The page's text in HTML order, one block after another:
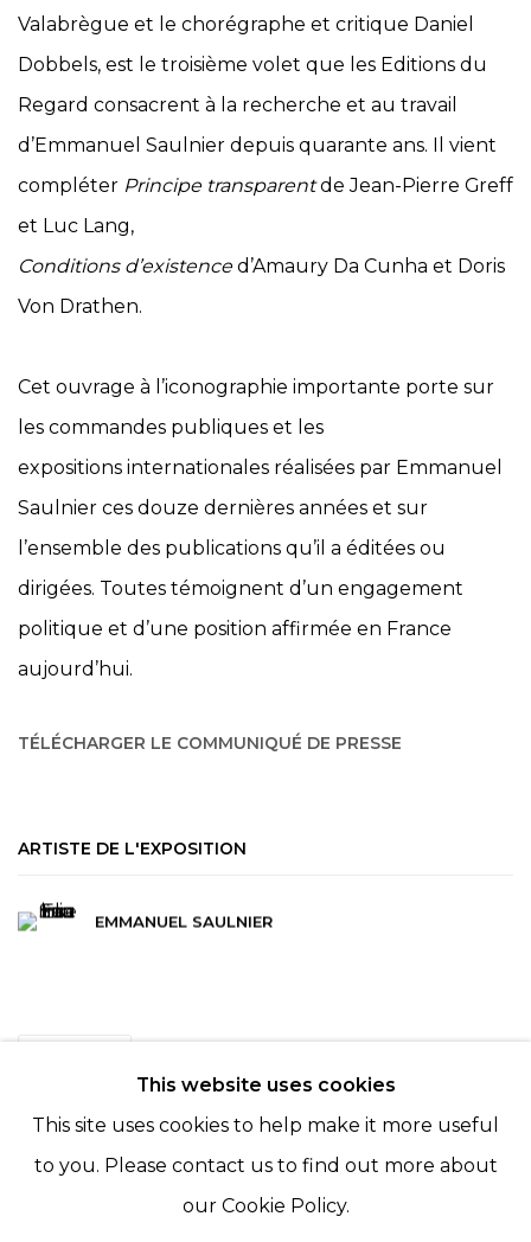
Valabrègue et le chorégraphe et critique Daniel
Dobbels, est le troisième volet que les Editions du
Regard consacrent à la recherche et au travail
d’Emmanuel Saulnier depuis quarante ans. Il vient
compléter Principe transparentde Jean-Pierre Greff
et Luc Lang,
Conditions d’existence d’Amaury Da Cunha et Doris
Von Drathen.
Cet ouvrage à l’iconographie importante porte sur
les commandes publiques et les
expositions internationales réalisées par Emmanuel
Saulnier ces douze dernières années et sur
l’ensemble des publications qu’il a éditées ou
dirigées. Toutes témoignent d’un engagement
politique et d’une position affirmée en France
aujourd’hui.
TÉLÉCHARGER LE COMMUNIQUÉ DE PRESSE
ARTISTE DE L'EXPOSITION
EMMANUEL SAULNIER
This website uses cookies
This site uses cookies to help make it more useful
to you. Please contact us to find out more about
our Cookie Policy.